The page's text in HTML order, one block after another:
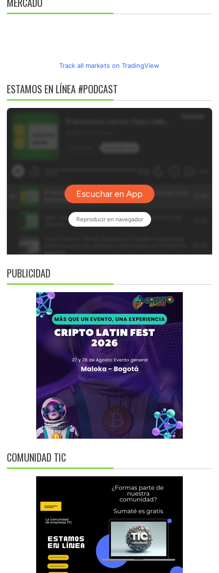
Track all markets on TradingView
ESTAMOS EN LÍNEA #PODCAST
PUBLICIDAD
COMUNIDAD TIC